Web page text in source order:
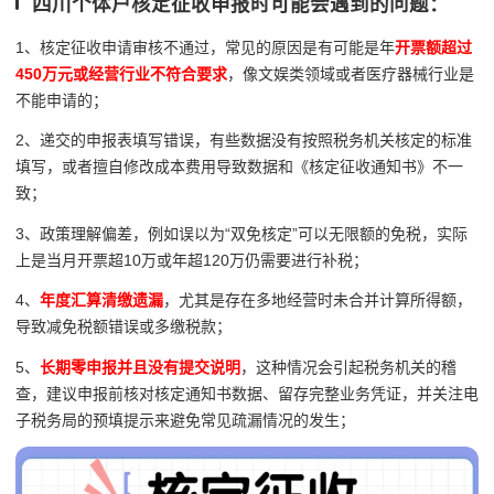
四川个体户核定征收申报时可能会遇到的问题：
1、核定征收申请审核不通过，常见的原因是有可能是年开票额超过
450万元或经营行业不符合要求，像文娱类领域或者医疗器械行业是
不能申请的；
2、递交的申报表填写错误，有些数据没有按照税务机关核定的标准
填写，或者擅自修改成本费用导致数据和《核定征收通知书》不一
致；
3、政策理解偏差，例如误以为“双免核定”可以无限额的免税，实际
上是当月开票超10万或年超120万仍需要进行补税；
4、 年度汇算清缴遗漏，尤其是存在多地经营时未合并计算所得额，
导致减免税额错误或多缴税款；
5、 长期零申报并且没有提交说明 ，这种情况会引起税务机关的稽
查，建议申报前核对核定通知书数据、留存完整业务凭证，并关注电
子税务局的预填提示来避免常见疏漏情况的发生；